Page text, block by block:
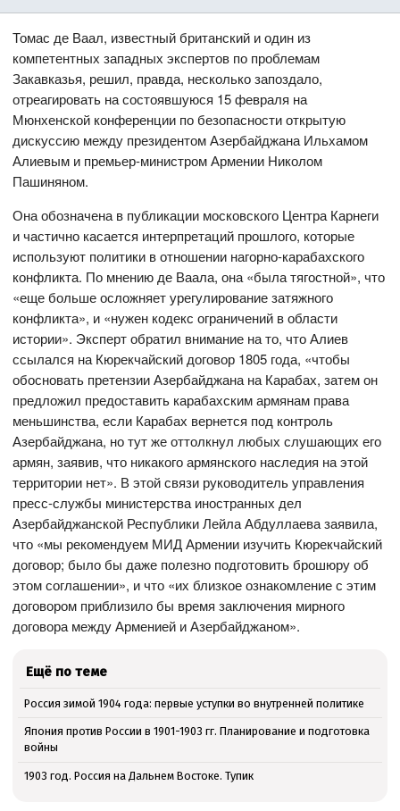
Томас де Ваал, известный британский и один из
компетентных западных экспертов по проблемам
Закавказья, решил, правда, несколько запоздало,
отреагировать на состоявшуюся 15 февраля на
Мюнхенской конференции по безопасности открытую
дискуссию между президентом Азербайджана Ильхамом
Алиевым и премьер-министром Армении Николом
Пашиняном.
Она обозначена в публикации московского Центра Карнеги
и частично касается интерпретаций прошлого, которые
используют политики в отношении нагорно-карабахского
конфликта. По мнению де Ваала, она «была тягостной», что
«еще больше осложняет урегулирование затяжного
конфликта», и «нужен кодекс ограничений в области
истории». Эксперт обратил внимание на то, что Алиев
ссылался на Кюрекчайский договор 1805 года, «чтобы
обосновать претензии Азербайджана на Карабах, затем он
предложил предоставить карабахским армянам права
меньшинства, если Карабах вернется под контроль
Азербайджана, но тут же оттолкнул любых слушающих его
армян, заявив, что никакого армянского наследия на этой
территории нет». В этой связи руководитель управления
пресс-службы министерства иностранных дел
Азербайджанской Республики Лейла Абдуллаева заявила,
что «мы рекомендуем МИД Армении изучить Кюрекчайский
договор; было бы даже полезно подготовить брошюру об
этом соглашении», и что «их близкое ознакомление с этим
договором приблизило бы время заключения мирного
договора между Арменией и Азербайджаном».
Ещё по теме
Россия зимой 1904 года: первые уступки во внутренней политике
Япония против России в 1901-1903 гг. Планирование и подготовка
войны
1903 год. Россия на Дальнем Востоке. Тупик